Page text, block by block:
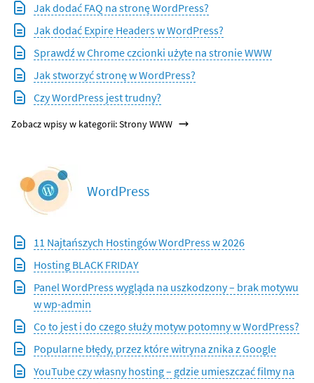
Jak dodać FAQ na stronę WordPress?
Jak dodać Expire Headers w WordPress?
Sprawdź w Chrome czcionki użyte na stronie WWW
Jak stworzyć stronę w WordPress?
Czy WordPress jest trudny?
Zobacz wpisy w kategorii: Strony WWW
WordPress
11 Najtańszych Hostingów WordPress w 2026
Hosting BLACK FRIDAY
Panel WordPress wygląda na uszkodzony – brak motywu
w wp-admin
Co to jest i do czego służy motyw potomny w WordPress?
Popularne błędy, przez które witryna znika z Google
YouTube czy własny hosting – gdzie umieszczać filmy na